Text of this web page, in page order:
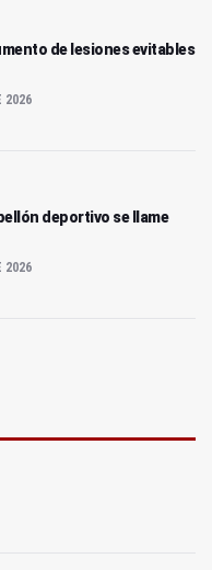
de lesiones evitables
2026
deportivo se llame
2026